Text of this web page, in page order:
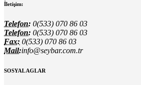
İletişim:
Telefon: 0(533) 070 86 03
Telefon: 0(533) 070 86 03
Fax: 0(533) 070 86 03
Mail:info@seybar.com.tr
SOSYAL AGLAR